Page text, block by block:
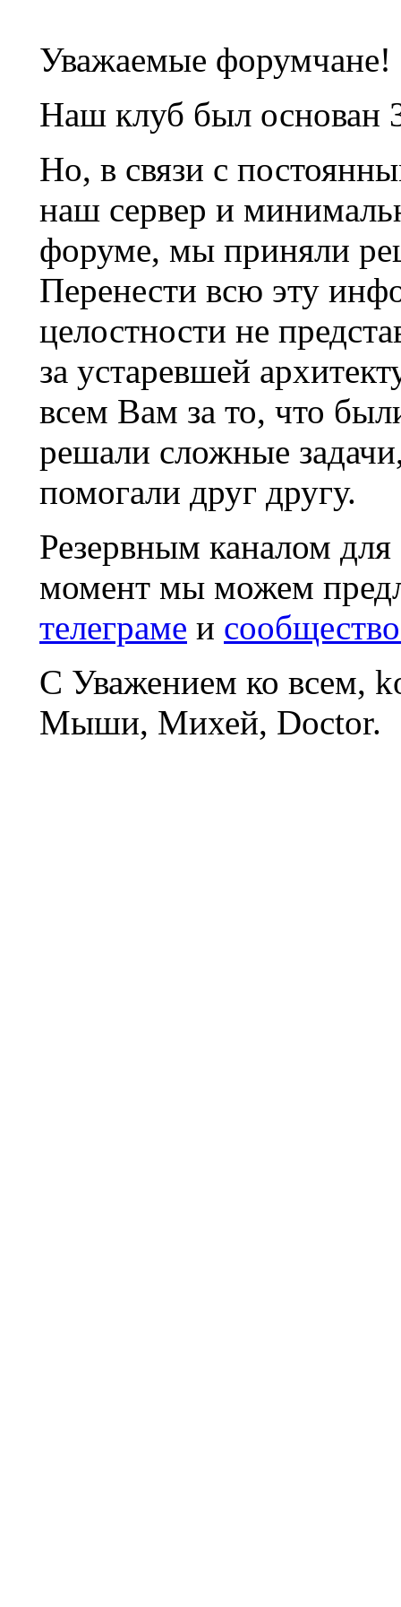
Уважаемые форумчане!
Наш клуб был основан
Но, в связи с
наш сервер и
форуме, мы приняли
Перенести всю эту
целостности не
за устаревшей
всем Вам за то, что
решали сложные
помогали друг другу.
Резервным каналом
момент мы можем
телеграме и
С Уважением ко всем,
Мыши, Михей, Doctor.